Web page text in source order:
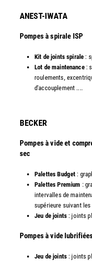
ANEST-IWATA
Pompes à spirale ISP
Kit de joints spirale :
Lot de maintenance:
roulements,
d'accouplement ....
​BECKER
Pompes à vide et
sec
Palettes Budget :
Palettes Premium :
intervalles de
supérieure suivant
Jeu de joints: joints
​Pompes à vide
Jeu de joints: joints